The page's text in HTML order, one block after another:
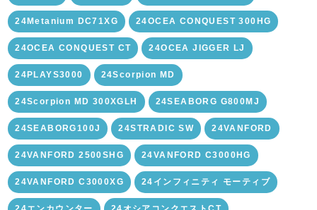
24Metanium DC71XG 24OCEA CONQUEST 300HG
24OCEA CONQUEST CT 24OCEA JIGGER LJ
24PLAYS3000 24Scorpion MD
24Scorpion MD 300XGLH 24SEABORG G800MJ
24SEABORG100J 24STRADIC SW 24VANFORD
24VANFORD 2500SHG 24VANFORD C3000HG
24VANFORD C3000XG 24インフィニティ モーティブ